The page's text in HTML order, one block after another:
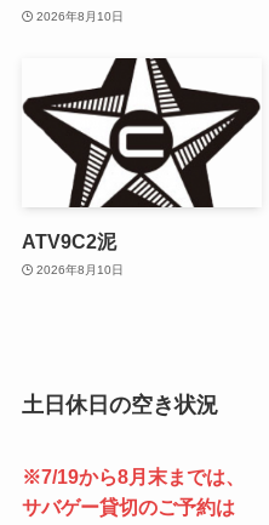
2026年8月10日
ATV9C2泥
2026年8月10日
土日休日の空き状況
※7/19から8月末までは、
サバゲー貸切のご予約は